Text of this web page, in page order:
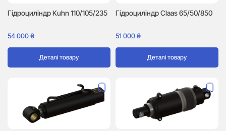
Гідроциліндр Kuhn 110/105/235
54 000₴
Деталі товару
Гідроциліндр Claas 65/50/850
51 000₴
Деталі товару